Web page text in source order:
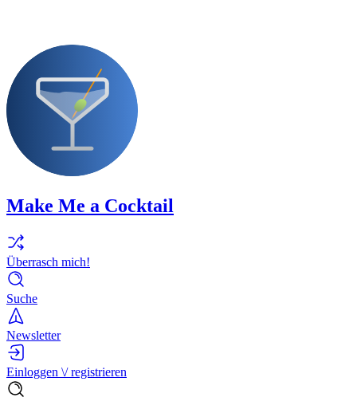
Make Me a Cocktail
Überrasch mich!
Suche
Newsletter
Einloggen \/ registrieren